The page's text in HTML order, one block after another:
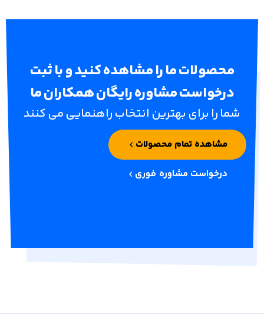
ما را مشاهده کنید و با ثبت
مشاوره رایگان همکاران ما
بهترین انتخاب راهنمایی می کنند
تمام محصولات
مشاوره فوری